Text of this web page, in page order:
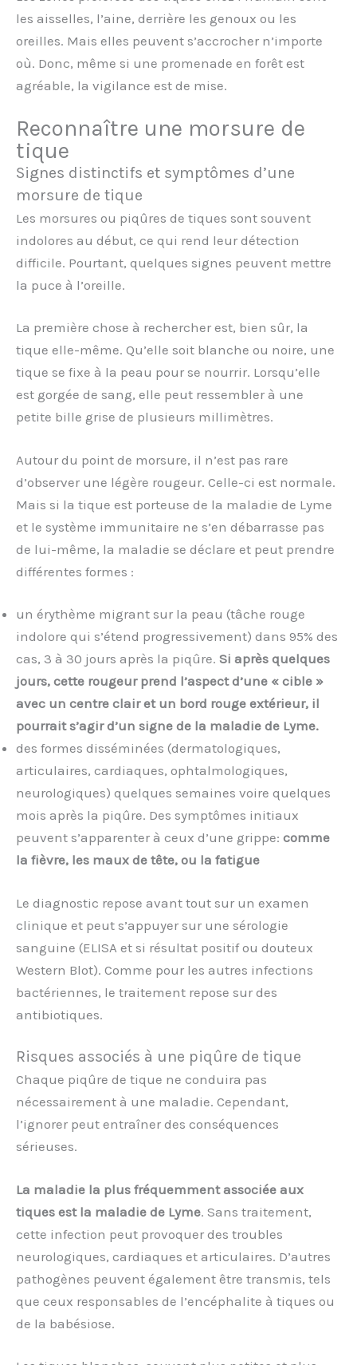
les aisselles, l’aine, derrière les genoux ou les
oreilles. Mais elles peuvent s’accrocher n’importe
où. Donc, même si une promenade en forêt est
agréable, la vigilance est de mise.
Reconnaître une morsure de
tique
Signes distinctifs et symptômes d’une
morsure de tique
Les morsures ou piqûres de tiques sont souvent
indolores au début, ce qui rend leur détection
difficile. Pourtant, quelques signes peuvent mettre
la puce à l’oreille.
La première chose à rechercher est, bien sûr, la
tique elle-même. Qu’elle soit blanche ou noire, une
tique se fixe à la peau pour se nourrir. Lorsqu’elle
est gorgée de sang, elle peut ressembler à une
petite bille grise de plusieurs millimètres.
Autour du point de morsure, il n’est pas rare
d’observer une légère rougeur. Celle-ci est normale.
Mais si la tique est porteuse de la maladie de Lyme
et le système immunitaire ne s’en débarrasse pas
de lui-même, la maladie se déclare et peut prendre
différentes formes :
un érythème migrant sur la peau (tâche rouge
indolore qui s’étend progressivement) dans 95% des
cas, 3 à 30 jours après la piqûre. Si après quelques
jours, cette rougeur prend l’aspect d’une « cible »
avec un centre clair et un bord rouge extérieur, il
pourrait s’agir d’un signe de la maladie de Lyme.
des formes disséminées (dermatologiques,
articulaires, cardiaques, ophtalmologiques,
neurologiques) quelques semaines voire quelques
mois après la piqûre. Des symptômes initiaux
peuvent s’apparenter à ceux d’une grippe: comme
la fièvre, les maux de tête, ou la fatigue
Le diagnostic repose avant tout sur un examen
clinique et peut s’appuyer sur une sérologie
sanguine (ELISA et si résultat positif ou douteux
Western Blot). Comme pour les autres infections
bactériennes, le traitement repose sur des
antibiotiques.
Risques associés à une piqûre de tique
Chaque piqûre de tique ne conduira pas
nécessairement à une maladie. Cependant,
l’ignorer peut entraîner des conséquences
sérieuses.
La maladie la plus fréquemment associée aux
tiques est la maladie de Lyme. Sans traitement,
cette infection peut provoquer des troubles
neurologiques, cardiaques et articulaires. D’autres
pathogènes peuvent également être transmis, tels
que ceux responsables de l’encéphalite à tiques ou
de la babésiose.